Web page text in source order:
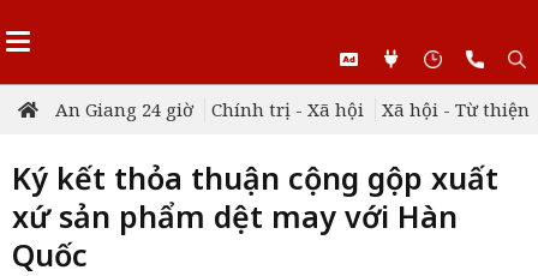
An Giang 24 giờ Chính trị - Xã hội Xã hội - Từ thiện
Ký kết thỏa thuận cộng gộp xuất
xứ sản phẩm dệt may với Hàn
Quốc